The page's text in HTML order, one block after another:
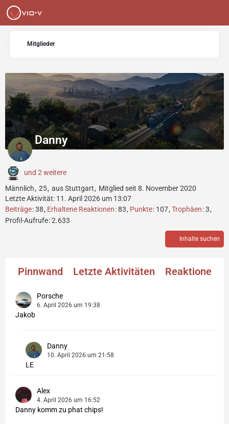
Mitglieder
Danny
und 2 weitere
Männlich
25 aus Stuttgart
Mitglied seit 8. November 2020
Letzte Aktivität: 11. April 2026 um 13:07
Beiträge 38 Erhaltene Reaktionen 83 Punkte 107 Trophäen 3
Profil-Aufrufe 2.633
Inhalte suchen
Pinnwand Letzte Aktivitäten Reaktionen
Porsche
6. April 2026 um 19:38
Jakob
Danny
10. April 2026 um 21:58
LE
Alex
4. April 2026 um 16:52
Danny komm zu phat chips!